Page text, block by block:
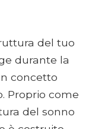
del tuo
durante la
concetto
Proprio come
del sonno